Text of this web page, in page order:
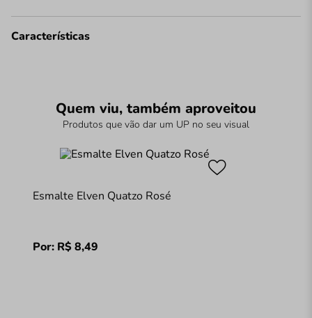
Características
Quem viu, também aproveitou
Produtos que vão dar um UP no seu visual
Esmalte Elven Quatzo Rosé
Por: R$8,49